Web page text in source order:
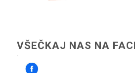
VŠEČKAJ NAS NA